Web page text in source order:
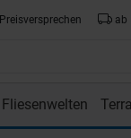
Preisversprechen ab
Fliesenwelten